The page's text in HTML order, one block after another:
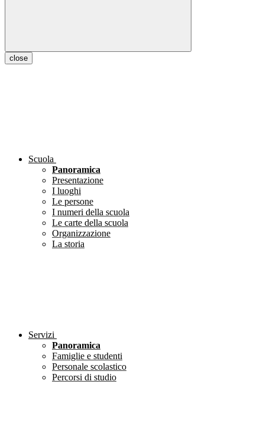
close
Scuola
Panoramica
Presentazione
I luoghi
Le persone
I numeri della scuola
Le carte della scuola
Organizzazione
La storia
Servizi
Panoramica
Famiglie e studenti
Personale scolastico
Percorsi di studio